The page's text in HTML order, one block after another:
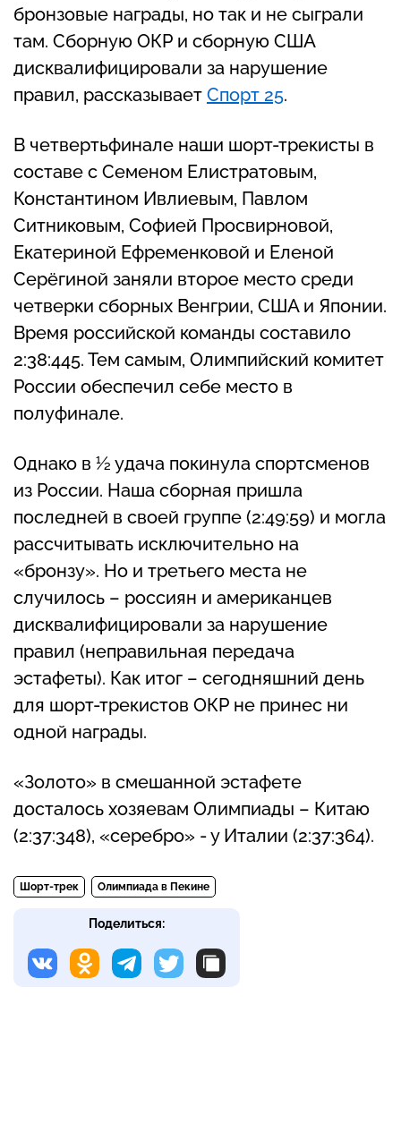
бронзовые награды, но так и не сыграли
там. Сборную ОКР и сборную США
дисквалифицировали за нарушение
правил, рассказывает Спорт 25.
В четвертьфинале наши шорт-трекисты в
составе с Семеном Елистратовым,
Константином Ивлиевым, Павлом
Ситниковым, Софией Просвирновой,
Екатериной Ефременковой и Еленой
Серёгиной заняли второе место среди
четверки сборных Венгрии, США и Японии.
Время российской команды составило
2:38:445. Тем самым, Олимпийский комитет
России обеспечил себе место в
полуфинале.
Однако в ½ удача покинула спортсменов
из России. Наша сборная пришла
последней в своей группе (2:49:59) и могла
рассчитывать исключительно на
«бронзу». Но и третьего места не
случилось – россиян и американцев
дисквалифицировали за нарушение
правил (неправильная передача
эстафеты). Как итог – сегодняшний день
для шорт-трекистов ОКР не принес ни
одной награды.
«Золото» в смешанной эстафете
досталось хозяевам Олимпиады – Китаю
(2:37:348), «серебро» - у Италии (2:37:364).
Шорт-трек Олимпиада в Пекине
Поделиться: